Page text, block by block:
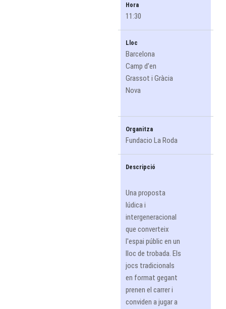
Hora
11:30
Lloc
Barcelona
Camp d’en
Grassot i Gràcia
Nova
Organitza
Fundacio La Roda
Descripció
Una proposta
lúdica i
intergeneracional
que converteix
l'espai públic en un
lloc de trobada. Els
jocs tradicionals
en format gegant
prenen el carrer i
conviden a jugar a